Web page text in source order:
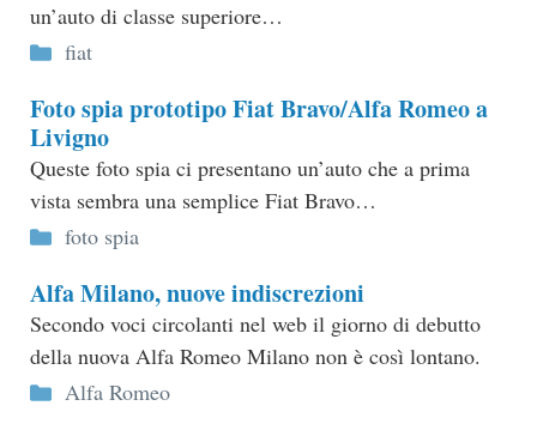
un’auto di classe superiore…
Categorie
fiat
Foto spia prototipo Fiat Bravo/Alfa Romeo a
Livigno
Queste foto spia ci presentano un’auto che a prima
vista sembra una semplice Fiat Bravo…
Categorie
foto spia
Alfa Milano, nuove indiscrezioni
Secondo voci circolanti nel web il giorno di debutto
della nuova Alfa Romeo Milano non è così lontano.
Categorie
Alfa Romeo